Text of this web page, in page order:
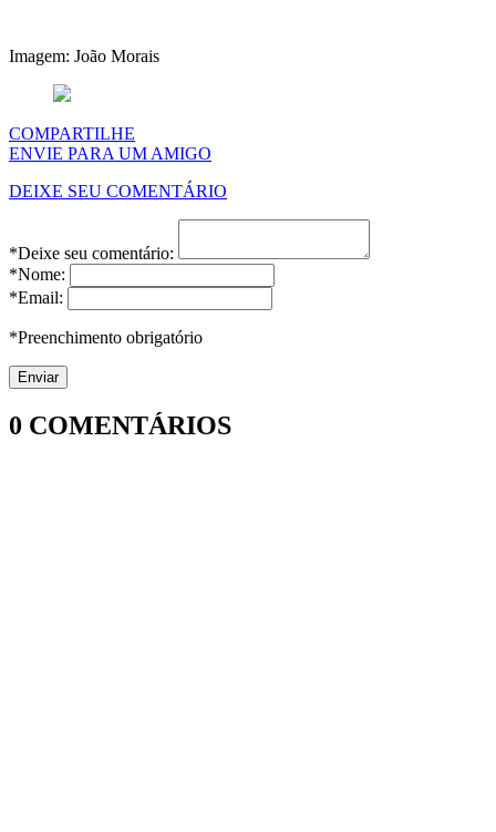
Imagem: João Morais
COMPARTILHE
ENVIE PARA UM AMIGO
DEIXE SEU COMENTÁRIO
*Deixe seu comentário:
*Nome:
*Email:
*Preenchimento obrigatório
0 COMENTÁRIOS